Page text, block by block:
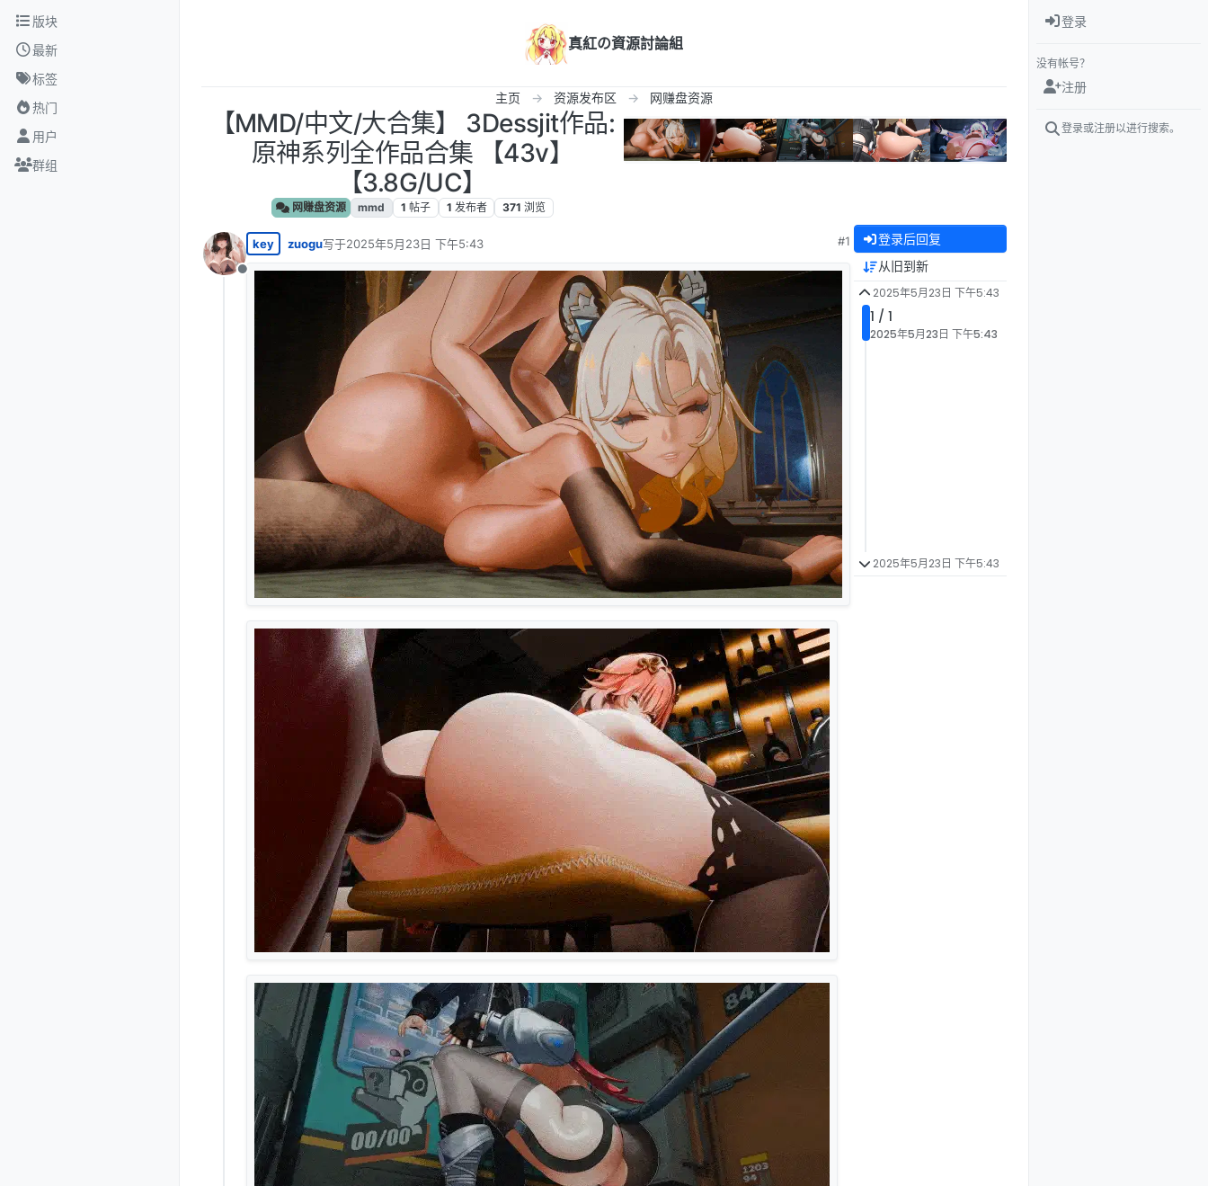
跳转至内容
版块
最新
标签
热门
用户
群组
真紅の資源討論組
主页 资源发布区 网赚盘资源
【MMD/中文/大合集】 3Dessjit作品:
原神系列全作品合集 【43v】
【3.8G/UC】
网赚盘资源 mmd 1 帖子 1 发布者 371 浏览
离线
key zuogu写于2025年5月23日 下午5:43
最后由 编辑
#1 登录后回复
从旧到新
2025年5月23日 下午5:43
1 / 1
2025年5月23日 下午5:43
2025年5月23日 下午5:43
登录
没有帐号？
注册
登录或注册以进行搜索。